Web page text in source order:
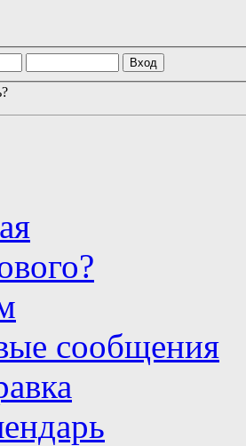
сообщения